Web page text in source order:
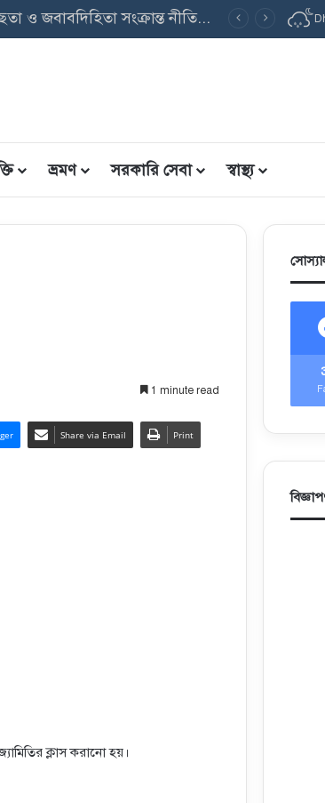
তথ্য এন্ট্রি ফরম PDF ডাউনলোড
ভ্রমণ সরকারি সেবা স্বাস্থ্য
1 minute read
Share via Email Print
ক্লাস করানো হয়।